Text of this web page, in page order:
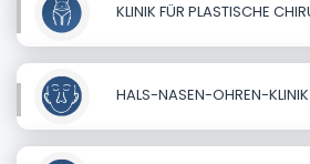
KLINIK FÜR PLASTISCHE
HALS-NASEN-OHREN-KLINIK